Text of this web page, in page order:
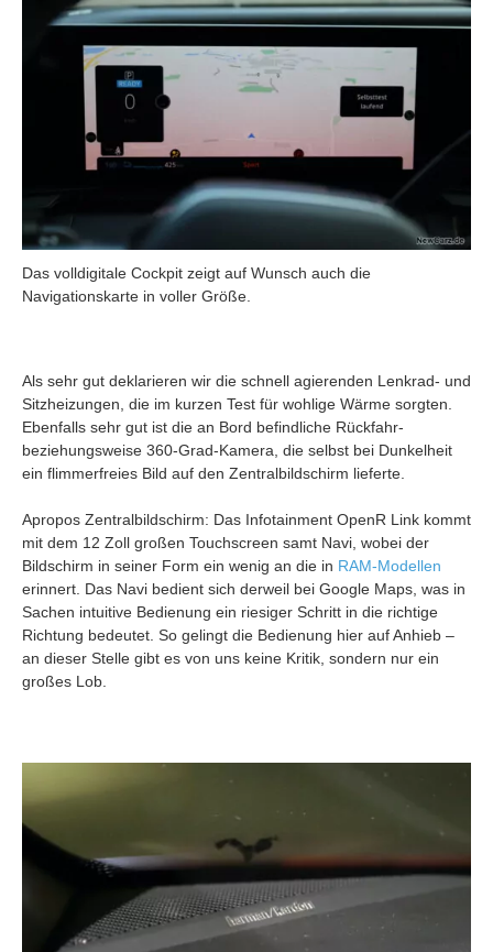
Das volldigitale Cockpit zeigt auf Wunsch auch die
Navigationskarte in voller Größe.
Als sehr gut deklarieren wir die schnell agierenden Lenkrad- und
Sitzheizungen, die im kurzen Test für wohlige Wärme sorgten.
Ebenfalls sehr gut ist die an Bord befindliche Rückfahr-
beziehungsweise 360-Grad-Kamera, die selbst bei Dunkelheit
ein flimmerfreies Bild auf den Zentralbildschirm lieferte.
Apropos Zentralbildschirm: Das Infotainment OpenR Link kommt
mit dem 12 Zoll großen Touchscreen samt Navi, wobei der
Bildschirm in seiner Form ein wenig an die in RAM-Modellen
erinnert. Das Navi bedient sich derweil bei Google Maps, was in
Sachen intuitive Bedienung ein riesiger Schritt in die richtige
Richtung bedeutet. So gelingt die Bedienung hier auf Anhieb –
an dieser Stelle gibt es von uns keine Kritik, sondern nur ein
großes Lob.